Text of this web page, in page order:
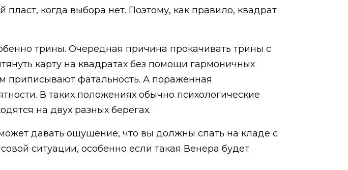
пласт, когда выбора нет. Поэтому, как правило, квадрат
трины. Очередная причина прокачивать трины с
карту на квадратах без помощи гармоничных
приписывают фатальность. А поражённая
В таких положениях обычно психологические
на двух разных берегах.
давать ощущение, что вы должны спать на кладе с
ситуации, особенно если такая Венера будет